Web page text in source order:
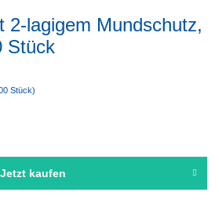
2-lagigem Mundschutz,
Stück
Stück)
Jetzt kaufen